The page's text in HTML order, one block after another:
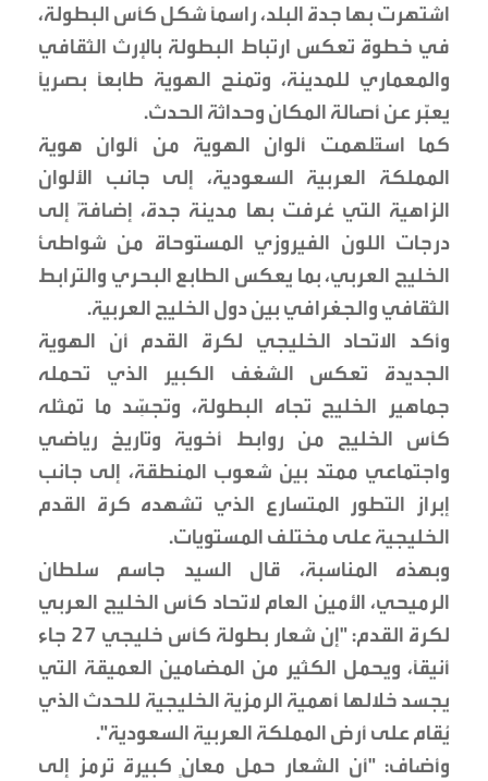
اشتهرت بها جدة البلد، راسماً شكل كأس البطولة،
في خطوة تعكس ارتباط البطولة بالإرث الثقافي
والمعماري للمدينة، وتمنح الهوية طابعًا بصريًا
يعبّر عن أصالة المكان وحداثة الحدث.
كما استُلهمت ألوان الهوية من ألوان هوية
المملكة العربية السعودية، إلى جانب الألوان
الزاهية التي عُرفت بها مدينة جدة، إضافةً إلى
درجات اللون الفيروزي المستوحاة من شواطئ
الخليج العربي، بما يعكس الطابع البحري والترابط
الثقافي والجغرافي بين دول الخليج العربية.
وأكد الاتحاد الخليجي لكرة القدم أن الهوية
الجديدة تعكس الشغف الكبير الذي تحمله
جماهير الخليج تجاه البطولة، وتجسِّد ما تمثله
كأس الخليج من روابط أخوية وتاريخ رياضي
واجتماعي ممتد بين شعوب المنطقة، إلى جانب
إبراز التطور المتسارع الذي تشهده كرة القدم
الخليجية على مختلف المستويات.
وبهذه المناسبة، قال السيد جاسم سلطان
الرميحي، الأمين العام لاتحاد كأس الخليج العربي
لكرة القدم: "إن شعار بطولة كأس خليجي 27 جاء
أنيقًا، ويحمل الكثير من المضامين العميقة التي
يجسد خلالها أهمية الرمزية الخليجية للحدث الذي
يُقام على أرض المملكة العربية السعودية".
وأضاف: "أن الشعار حمل معانٍ كبيرة ترمز إلى